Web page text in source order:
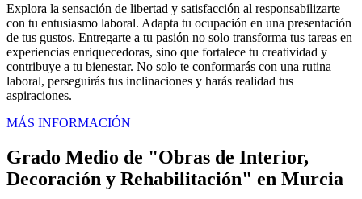
Explora la sensación de libertad y satisfacción al responsabilizarte
con tu entusiasmo laboral. Adapta tu ocupación en una presentación
de tus gustos. Entregarte a tu pasión no solo transforma tus tareas en
experiencias enriquecedoras, sino que fortalece tu creatividad y
contribuye a tu bienestar. No solo te conformarás con una rutina
laboral, perseguirás tus inclinaciones y harás realidad tus
aspiraciones.
MÁS INFORMACIÓN
Grado Medio de "Obras de Interior,
Decoración y Rehabilitación" en Murcia